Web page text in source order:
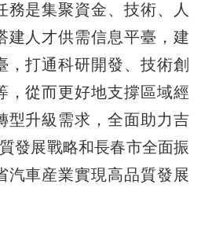
是集聚資金、技術、人
建人才供需信息平臺，建
，打通科研開發、技術創
，從而更好地支撐區域經
型升級需求，全面助力吉
發展戰略和長春市全面振
汽車産業實現高品質發展